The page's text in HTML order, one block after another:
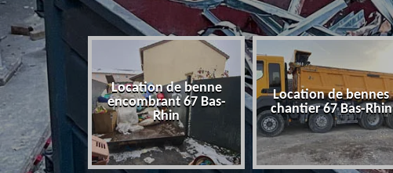
benne 67
Location de benne
encombrant 67 Bas-
Rhin
Location de bennes
chantier 67 Bas-Rhin